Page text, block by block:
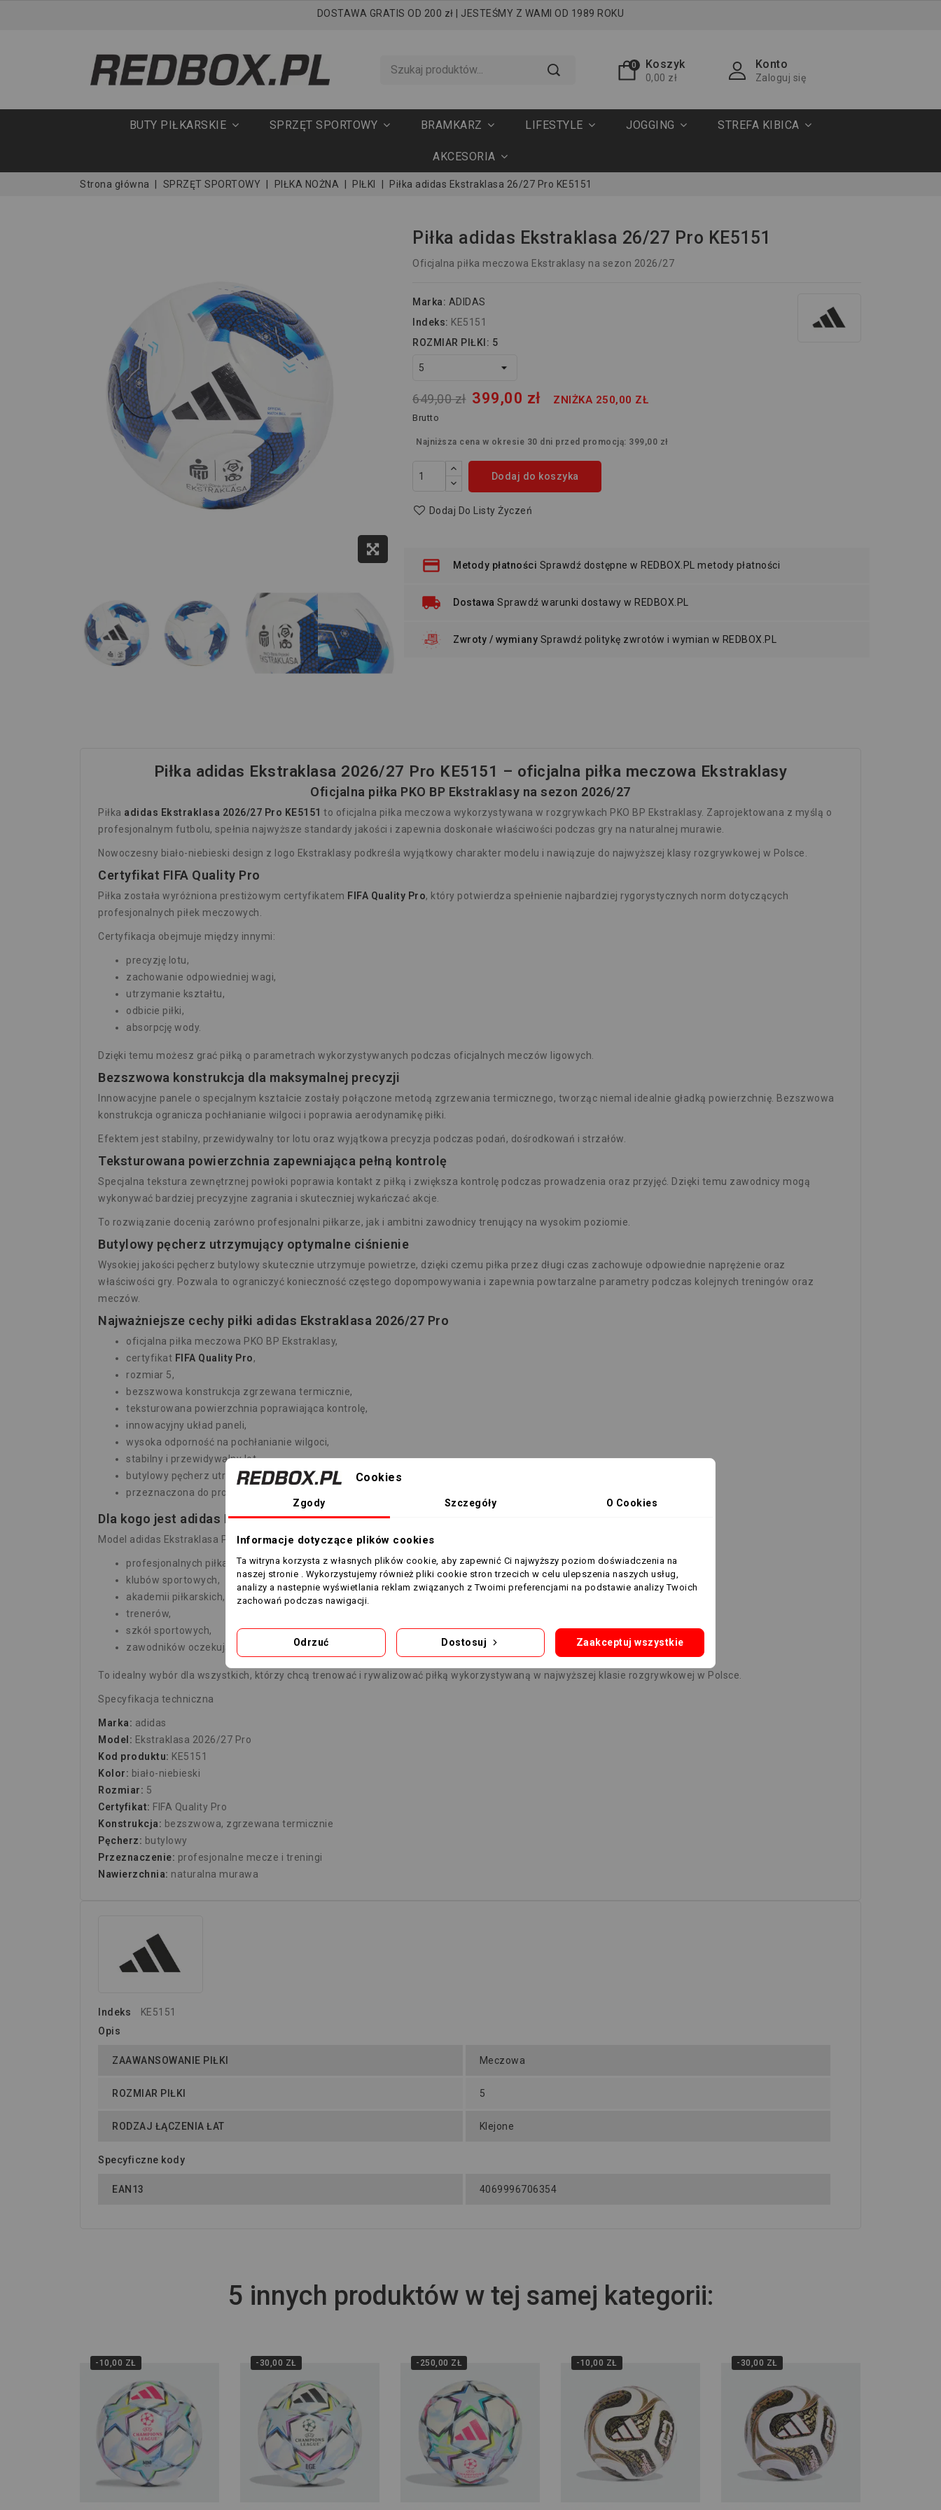
DOSTAWA GRATIS OD 200 zł | JESTEŚMY Z WAMI OD 1989 ROKU
0 Koszyk
0,00 zł
Konto
Zaloguj się
BUTY PIŁKARSKIE SPRZĘT SPORTOWY BRAMKARZ LIFESTYLE JOGGING STREFA KIBICA
AKCESORIA
Strona główna SPRZĘT SPORTOWY PIŁKA NOŻNA PIŁKI Piłka adidas Ekstraklasa 26/27 Pro KE5151
Piłka adidas Ekstraklasa 26/27 Pro KE5151
Oficjalna piłka meczowa Ekstraklasy na sezon 2026/27
Marka: ADIDAS
Indeks: KE5151
ROZMIAR PIŁKI: 5
649,00 zł 399,00 zł ZNIŻKA 250,00 ZŁ
Brutto
Najniższa cena w okresie 30 dni przed promocją: 399,00 zł
Dodaj do koszyka
Dodaj Do Listy Życzeń
Metody płatności Sprawdź dostępne w REDBOX.PL metody płatności
Dostawa Sprawdź warunki dostawy w REDBOX.PL
Zwroty / wymiany Sprawdź politykę zwrotów i wymian w REDBOX.PL
Piłka adidas Ekstraklasa 2026/27 Pro KE5151 – oficjalna piłka meczowa Ekstraklasy
Oficjalna piłka PKO BP Ekstraklasy na sezon 2026/27
Piłka adidas Ekstraklasa 2026/27 Pro KE5151 to oficjalna piłka meczowa wykorzystywana w rozgrywkach PKO BP Ekstraklasy. Zaprojektowana z myślą o
profesjonalnym futbolu, spełnia najwyższe standardy jakości i zapewnia doskonałe właściwości podczas gry na naturalnej murawie.
Nowoczesny biało-niebieski design z logo Ekstraklasy podkreśla wyjątkowy charakter modelu i nawiązuje do najwyższej klasy rozgrywkowej w Polsce.
Certyfikat FIFA Quality Pro
Piłka została wyróżniona prestiżowym certyfikatem FIFA Quality Pro, który potwierdza spełnienie najbardziej rygorystycznych norm dotyczących
profesjonalnych piłek meczowych.
Certyfikacja obejmuje między innymi:
precyzję lotu,
zachowanie odpowiedniej wagi,
utrzymanie kształtu,
odbicie piłki,
absorpcję wody.
Dzięki temu możesz grać piłką o parametrach wykorzystywanych podczas oficjalnych meczów ligowych.
Bezszwowa konstrukcja dla maksymalnej precyzji
Innowacyjne panele o specjalnym kształcie zostały połączone metodą zgrzewania termicznego, tworząc niemal idealnie gładką powierzchnię. Bezszwowa
konstrukcja ogranicza pochłanianie wilgoci i poprawia aerodynamikę piłki.
Efektem jest stabilny, przewidywalny tor lotu oraz wyjątkowa precyzja podczas podań, dośrodkowań i strzałów.
Teksturowana powierzchnia zapewniająca pełną kontrolę
Specjalna tekstura zewnętrznej powłoki poprawia kontakt z piłką i zwiększa kontrolę podczas prowadzenia oraz przyjęć. Dzięki temu zawodnicy mogą
wykonywać bardziej precyzyjne zagrania i skuteczniej wykańczać akcje.
To rozwiązanie docenią zarówno profesjonalni piłkarze, jak i ambitni zawodnicy trenujący na wysokim poziomie.
Butylowy pęcherz utrzymujący optymalne ciśnienie
Wysokiej jakości pęcherz butylowy skutecznie utrzymuje powietrze, dzięki czemu piłka przez długi czas zachowuje odpowiednie naprężenie oraz
właściwości gry. Pozwala to ograniczyć konieczność częstego dopompowywania i zapewnia powtarzalne parametry podczas kolejnych treningów oraz
meczów.
Najważniejsze cechy piłki adidas Ekstraklasa 2026/27 Pro
oficjalna piłka meczowa PKO BP Ekstraklasy,
certyfikat FIFA Quality Pro,
rozmiar 5,
bezszwowa konstrukcja zgrzewana termicznie,
teksturowana powierzchnia poprawiająca kontrolę,
innowacyjny układ paneli,
wysoka odporność na pochłanianie wilgoci,
stabilny i przewidywalny lot,
butylowy pęcherz utrzymujący odpowiednie ciśnienie,
przeznaczona do profesjonalnych meczów i treningów.
Dla kogo jest adidas Ekstraklasa 2026/27 Pro?
Model adidas Ekstraklasa Pro KE5151 polecany jest dla:
profesjonalnych piłkarzy,
klubów sportowych,
akademii piłkarskich,
trenerów,
szkół sportowych,
zawodników oczekujących najwyższej jakości piłki meczowej.
To idealny wybór dla wszystkich, którzy chcą trenować i rywalizować piłką wykorzystywaną w najwyższej klasie rozgrywkowej w Polsce.
Specyfikacja techniczna
Marka: adidas
Model: Ekstraklasa 2026/27 Pro
Kod produktu: KE5151
Kolor: biało-niebieski
Rozmiar: 5
Certyfikat: FIFA Quality Pro
Konstrukcja: bezszwowa, zgrzewana termicznie
Pęcherz: butylowy
Przeznaczenie: profesjonalne mecze i treningi
Nawierzchnia: naturalna murawa
Indeks
KE5151
Opis
ZAAWANSOWANIE PIŁKI Meczowa
ROZMIAR PIŁKI 5
RODZAJ ŁĄCZENIA ŁAT Klejone
Specyficzne kody
EAN13 4069996706354
5 innych produktów w tej samej kategorii:
-10,00 ZŁ -30,00 ZŁ -250,00 ZŁ -10,00 ZŁ -30,00 ZŁ
Cookies
Zgody Szczegóły O Cookies
Informacje dotyczące plików cookies
Ta witryna korzysta z własnych plików cookie, aby zapewnić Ci najwyższy poziom doświadczenia na
naszej stronie . Wykorzystujemy również pliki cookie stron trzecich w celu ulepszenia naszych usług,
analizy a nastepnie wyświetlania reklam związanych z Twoimi preferencjami na podstawie analizy Twoich
zachowań podczas nawigacji.
Odrzuć Dostosuj Zaakceptuj wszystkie